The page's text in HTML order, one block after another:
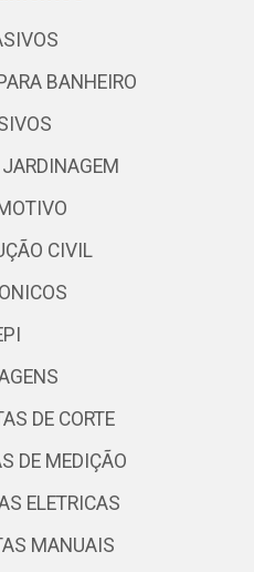
BANHEIRO
CIVIL
DE CORTE
DE MEDIÇÃO
ELETRICAS
MANUAIS